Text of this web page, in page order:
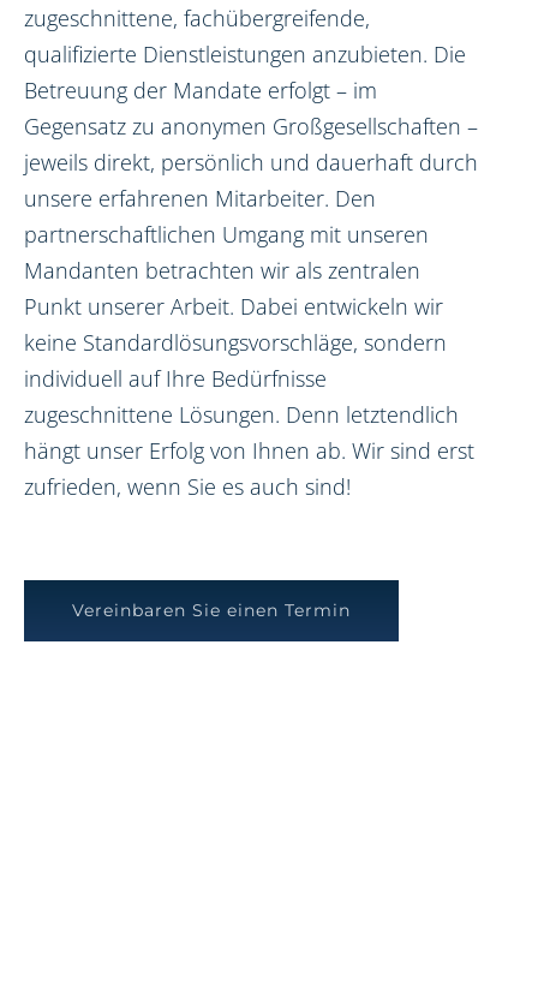
zugeschnittene, fachübergreifende,
qualifizierte Dienstleistungen anzubieten. Die
Betreuung der Mandate erfolgt – im
Gegensatz zu anonymen Großgesellschaften –
jeweils direkt, persönlich und dauerhaft durch
unsere erfahrenen Mitarbeiter. Den
partnerschaftlichen Umgang mit unseren
Mandanten betrachten wir als zentralen
Punkt unserer Arbeit. Dabei entwickeln wir
keine Standardlösungsvorschläge, sondern
individuell auf Ihre Bedürfnisse
zugeschnittene Lösungen. Denn letztendlich
hängt unser Erfolg von Ihnen ab. Wir sind erst
zufrieden, wenn Sie es auch sind!
Vereinbaren Sie einen Termin